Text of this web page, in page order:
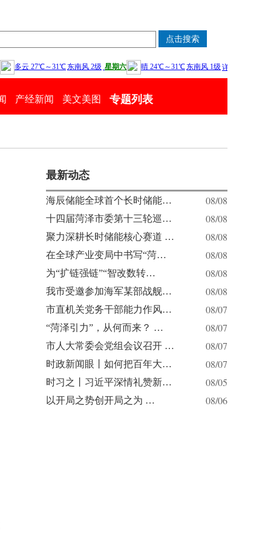
产经新闻 美文美图 专题列表
最新动态
海辰储能全球首个长时储能… 08/08
十四届菏泽市委第十三轮巡… 08/08
聚力深耕长时储能核心赛道 … 08/08
在全球产业变局中书写“菏… 08/08
为“扩链强链”“智改数转… 08/08
我市受邀参加海军某部战舰… 08/08
市直机关党务干部能力作风… 08/07
“菏泽引力”，从何而来？ … 08/07
市人大常委会党组会议召开 … 08/07
时政新闻眼丨如何把百年大… 08/07
时习之丨习近平深情礼赞新… 08/05
以开局之势创开局之为 … 08/06